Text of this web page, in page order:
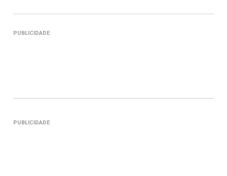
PUBLICIDADE
PUBLICIDADE